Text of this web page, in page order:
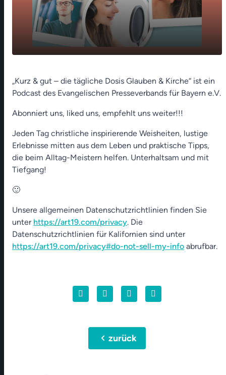
play_arrow
00:00 01:07
„Kurz & gut – die tägliche Dosis Glauben & Kirche“ ist ein
Podcast des Evangelischen Presseverbands für Bayern e.V.
Abonniert uns, liked uns, empfehlt uns weiter!!!
Jeden Tag christliche inspirierende Weisheiten, lustige
Erlebnisse mitten aus dem Leben und praktische Tipps,
die beim Alltag-Meistern helfen. Unterhaltsam und mit
Tiefgang!
🙂
Unsere allgemeinen Datenschutzrichtlinien finden Sie
unter https://art19.com/privacy. Die
Datenschutzrichtlinien für Kalifornien sind unter
https://art19.com/privacy#do-not-sell-my-info abrufbar.
chevron_leftzurück